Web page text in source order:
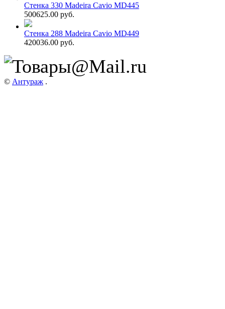
Стенка 330 Madeira Cavio MD445
500625.00 руб.
Стенка 288 Madeira Cavio MD449
420036.00 руб.
© Антураж .